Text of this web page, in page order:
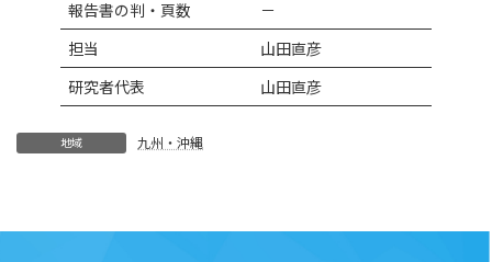
報告書の判・頁数 －
担当 山田直彦
研究者代表 山田直彦
地域 九州・沖縄